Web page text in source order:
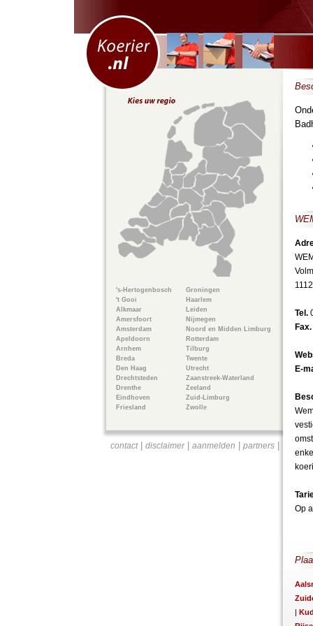
Groningen
Haarlem
Leiden
Nijmegen
Noord en Midden Limburg
Rotterdam
Tilburg
Twente
Utrecht
Zaanstreek-Waterland
Zeeland
Zuid-Limburg
Zwolle
's-Hertogenbosch
't Gooi
Alkmaar
Amersfoort
Amsterdam
Apeldoorn
Arnhem
Breda
Den Haag
Drechtsteden
Drenthe
Eindhoven
Friesland
contact| disclaimer| aanmelden partners|
Tel.
Fax.
E-
Op
|